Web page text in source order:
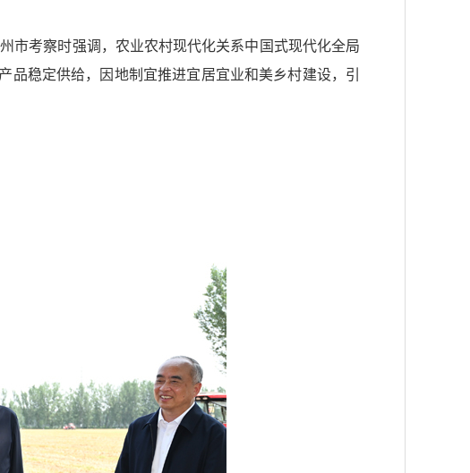
市考察时强调，农业农村现代化关系中国式现代化全局
稳定供给，因地制宜推进宜居宜业和美乡村建设，引